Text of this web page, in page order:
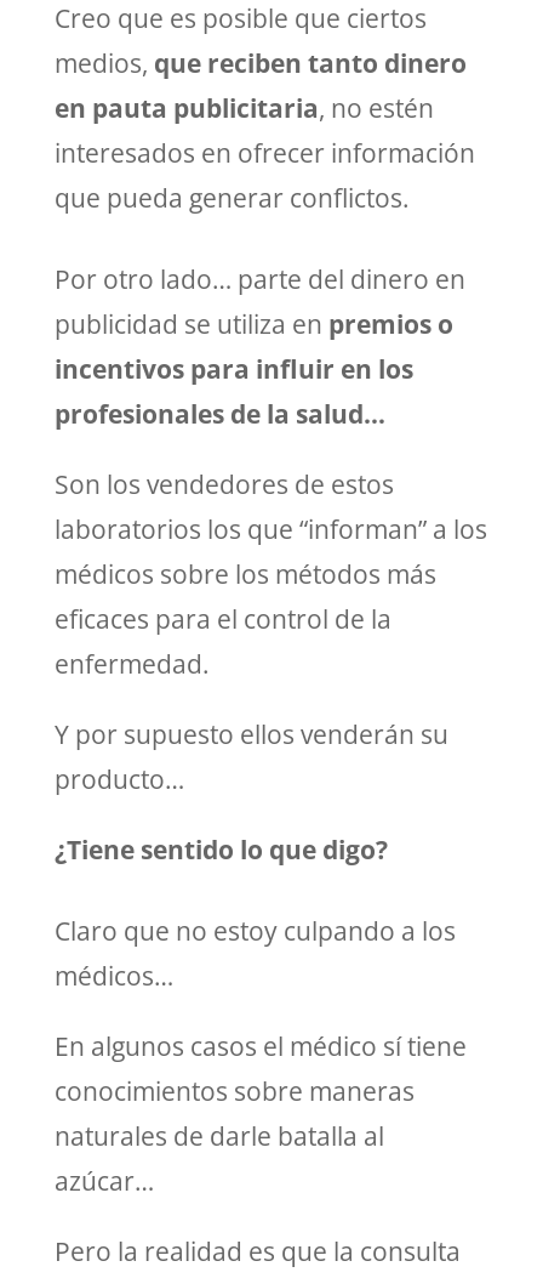
Creo que es posible que ciertos
medios, que reciben tanto dinero
en pauta publicitaria, no estén
interesados en ofrecer información
que pueda generar conflictos.
Por otro lado… parte del dinero en
publicidad se utiliza en premios o
incentivos para influir en los
profesionales de la salud…
Son los vendedores de estos
laboratorios los que “informan” a los
médicos sobre los métodos más
eficaces para el control de la
enfermedad.
Y por supuesto ellos venderán su
producto…
¿Tiene sentido lo que digo?
Claro que no estoy culpando a los
médicos…
En algunos casos el médico sí tiene
conocimientos sobre maneras
naturales de darle batalla al
azúcar…
Pero la realidad es que la consulta